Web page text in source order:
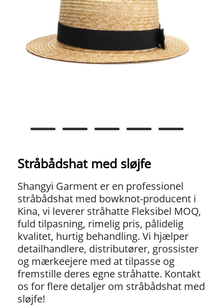
Stråbådshat med sløjfe
Shangyi Garment er en professionel
stråbådshat med bowknot-producent i
Kina, vi leverer stråhatte Fleksibel MOQ,
fuld tilpasning, rimelig pris, pålidelig
kvalitet, hurtig behandling. Vi hjælper
detailhandlere, distributører, grossister
og mærkeejere med at tilpasse og
fremstille deres egne stråhatte. Kontakt
os for flere detaljer om stråbådshat med
sløjfe!